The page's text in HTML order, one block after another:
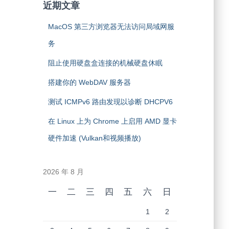
近期文章
MacOS 第三方浏览器无法访问局域网服
务
阻止使用硬盘盒连接的机械硬盘休眠
搭建你的 WebDAV 服务器
测试 ICMPv6 路由发现以诊断 DHCPV6
在 Linux 上为 Chrome 上启用 AMD 显卡
硬件加速 (Vulkan和视频播放)
2026 年 8 月
一 二 三 四 五 六 日
1 2